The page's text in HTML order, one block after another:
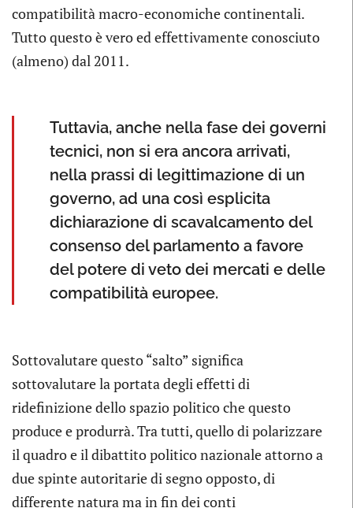
compatibilità macro-economiche continentali.
Tutto questo è vero ed effettivamente conosciuto
(almeno) dal 2011.
Tuttavia, anche nella fase dei governi
tecnici, non si era ancora arrivati,
nella prassi di legittimazione di un
governo, ad una così esplicita
dichiarazione di scavalcamento del
consenso del parlamento a favore
del potere di veto dei mercati e delle
compatibilità europee.
Sottovalutare questo “salto” significa
sottovalutare la portata degli effetti di
ridefinizione dello spazio politico che questo
produce e produrrà. Tra tutti, quello di polarizzare
il quadro e il dibattito politico nazionale attorno a
due spinte autoritarie di segno opposto, di
differente natura ma in fin dei conti